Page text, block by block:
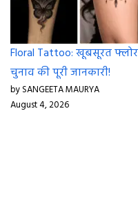
Floral Tattoo: खूबसूरत
चुनाव की पूरी जानकारी!
by SANGEETA MAURYA
August 4, 2026